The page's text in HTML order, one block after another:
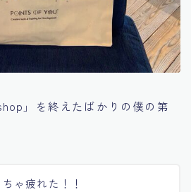
」を終えたばかりの僕の第
ゃ疲れた！！